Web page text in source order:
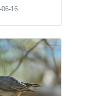
06-16